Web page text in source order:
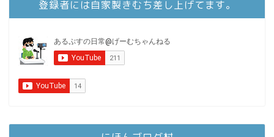
登録者には自家製きむち差し上げてます。